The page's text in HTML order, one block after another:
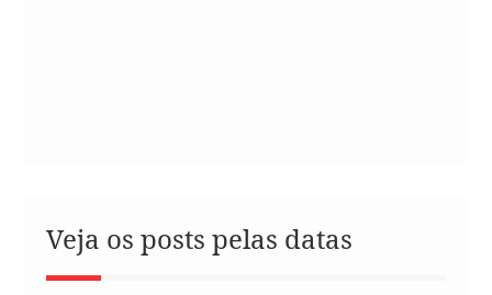
Veja os posts pelas datas